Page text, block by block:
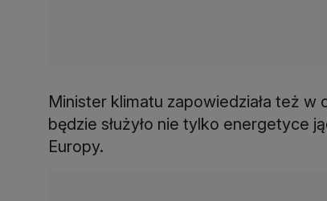
Minister klimatu zapowiedziała też
będzie służyło nie tylko energetyce
Europy.